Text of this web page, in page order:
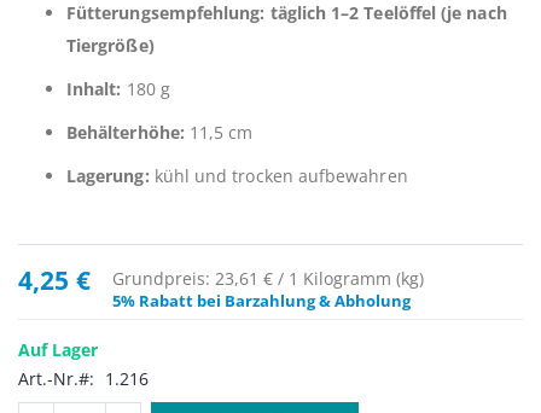
Fütterungsempfehlung: täglich 1–2 Teelöffel (je nach
Tiergröße)
Inhalt: 180 g
Behälterhöhe: 11,5 cm
Lagerung: kühl und trocken aufbewahren
4,25 € Grundpreis: 23,61 € / 1 Kilogramm (kg)
5% Rabatt bei Barzahlung & Abholung
Auf Lager
Art.-Nr.
1.216